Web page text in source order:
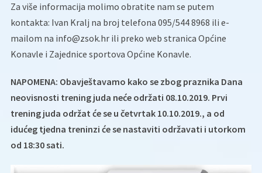
Za više informacija molimo obratite nam se putem
kontakta: Ivan Kralj na broj telefona 095/544 8968 ili e-
mailom na info@zsok.hr ili preko web stranica Općine
Konavle i Zajednice sportova Općine Konavle.
NAPOMENA: Obavještavamo kako se zbog praznika Dana
neovisnosti trening juda neće održati 08.10.2019. Prvi
trening juda održat će se u četvrtak 10.10.2019., a od
idućeg tjedna treninzi će se nastaviti održavati i utorkom
od 18:30 sati.